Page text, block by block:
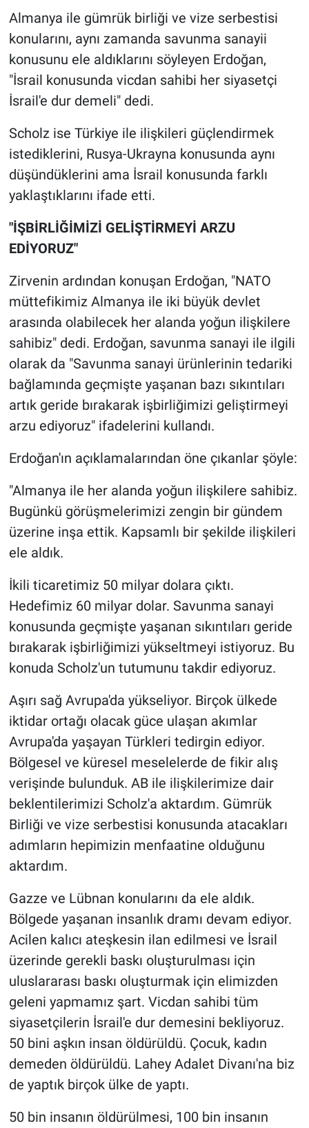
Almanya ile gümrük birliği ve vize serbestisi
konularını, aynı zamanda savunma sanayii
konusunu ele aldıklarını söyleyen Erdoğan,
"İsrail konusunda vicdan sahibi her siyasetçi
İsrail'e dur demeli" dedi.
Scholz ise Türkiye ile ilişkileri güçlendirmek
istediklerini, Rusya-Ukrayna konusunda aynı
düşündüklerini ama İsrail konusunda farklı
yaklaştıklarını ifade etti.
"İŞBİRLİĞİMİZİ GELİŞTİRMEYİ ARZU
EDİYORUZ"
Zirvenin ardından konuşan Erdoğan, "NATO
müttefikimiz Almanya ile iki büyük devlet
arasında olabilecek her alanda yoğun ilişkilere
sahibiz" dedi. Erdoğan, savunma sanayi ile ilgili
olarak da "Savunma sanayi ürünlerinin tedariki
bağlamında geçmişte yaşanan bazı sıkıntıları
artık geride bırakarak işbirliğimizi geliştirmeyi
arzu ediyoruz" ifadelerini kullandı.
Erdoğan'ın açıklamalarından öne çıkanlar şöyle:
"Almanya ile her alanda yoğun ilişkilere sahibiz.
Bugünkü görüşmelerimizi zengin bir gündem
üzerine inşa ettik. Kapsamlı bir şekilde ilişkileri
ele aldık.
İkili ticaretimiz 50 milyar dolara çıktı.
Hedefimiz 60 milyar dolar. Savunma sanayi
konusunda geçmişte yaşanan sıkıntıları geride
bırakarak işbirliğimizi yükseltmeyi istiyoruz. Bu
konuda Scholz'un tutumunu takdir ediyoruz.
Aşırı sağ Avrupa'da yükseliyor. Birçok ülkede
iktidar ortağı olacak güce ulaşan akımlar
Avrupa'da yaşayan Türkleri tedirgin ediyor.
Bölgesel ve küresel meselelerde de fikir alış
verişinde bulunduk. AB ile ilişkilerimize dair
beklentilerimizi Scholz'a aktardım. Gümrük
Birliği ve vize serbestisi konusunda atacakları
adımların hepimizin menfaatine olduğunu
aktardım.
Gazze ve Lübnan konularını da ele aldık.
Bölgede yaşanan insanlık dramı devam ediyor.
Acilen kalıcı ateşkesin ilan edilmesi ve İsrail
üzerinde gerekli baskı oluşturulması için
uluslararası baskı oluşturmak için elimizden
geleni yapmamız şart. Vicdan sahibi tüm
siyasetçilerin İsrail'e dur demesini bekliyoruz.
50 bini aşkın insan öldürüldü. Çocuk, kadın
demeden öldürüldü. Lahey Adalet Divanı'na biz
de yaptık birçok ülke de yaptı.
50 bin insanın öldürülmesi, 100 bin insanın
Kültür Sanat
Ne demişti
Nedir
Popüler
Programlar
Sağlık
Teknoloji
Türkiye'nin Geleceği
Türkiye'nin Gündemi
Yerel Gündem
Yerel Yaşam
Canlı Yayın